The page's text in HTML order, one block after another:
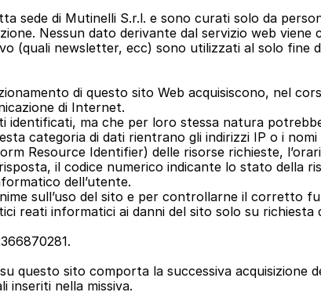
sede di Mutinelli S.r.l. e sono curati solo da
Nessun dato derivante dal servizio web viene
(quali newsletter, ecc) sono utilizzati al solo fine
di questo sito Web acquisiscono, nel
di Internet.
ma che per loro stessa natura
categoria di dati rientrano gli indirizzi IP o i
Resource Identifier) delle risorse richieste,
il codice numerico indicante lo stato della
dell’utente.
sull’uso del sito e per controllarne il corretto
reati informatici ai danni del sito solo su richiesta
questo sito comporta la successiva acquisizione
inseriti nella missiva.